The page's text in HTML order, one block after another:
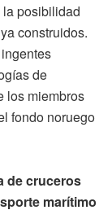
posibilidad
construidos.
de
los miembros
fondo noruego
de cruceros
marítimo